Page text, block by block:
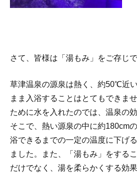
さて、皆様は「湯もみ」をご存じ
草津温泉の源泉は熱く、約50℃近
まま入浴することはとてもできま
ために水を入れたのでは、温泉の
そこで、熱い源泉の中に約180cm
浴できるまでの一定の温度に下げ
ました。また、「湯もみ」をする
だけでなく、湯を柔らかくする効